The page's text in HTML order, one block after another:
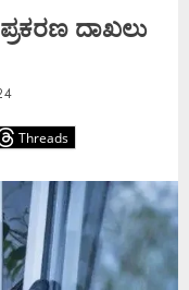
ದಾಖಲು
Threads